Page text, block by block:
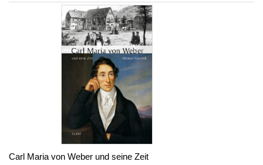
Carl Maria von Weber und seine Zeit